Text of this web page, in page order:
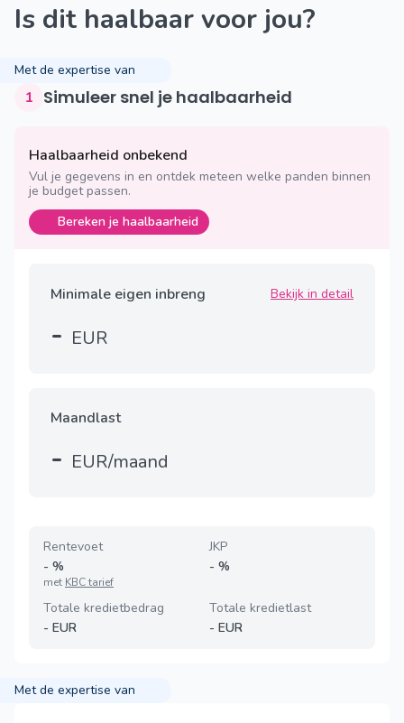
Is dit haalbaar voor jou?
Met de expertise van
1 Simuleer snel je haalbaarheid
Haalbaarheid onbekend
Vul je gegevens in en ontdek meteen welke panden binnen
je budget passen.
Bereken je haalbaarheid
Minimale eigen inbreng Bekijk in detail
- EUR
Maandlast
- EUR/maand
Rentevoet
- %
met KBC tarief
JKP
- %
Totale kredietbedrag
- EUR
Totale kredietlast
- EUR
Met de expertise van